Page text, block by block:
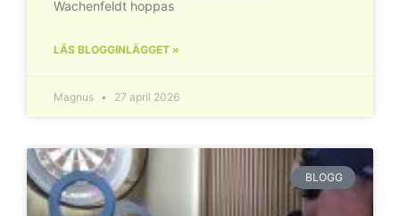
Wachenfeldt hoppas
LÄS BLOGGINLÄGGET »
Magnus 27 april 2026
BLOGG